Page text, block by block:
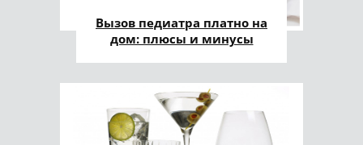
Вызов педиатра платно на
дом: плюсы и минусы